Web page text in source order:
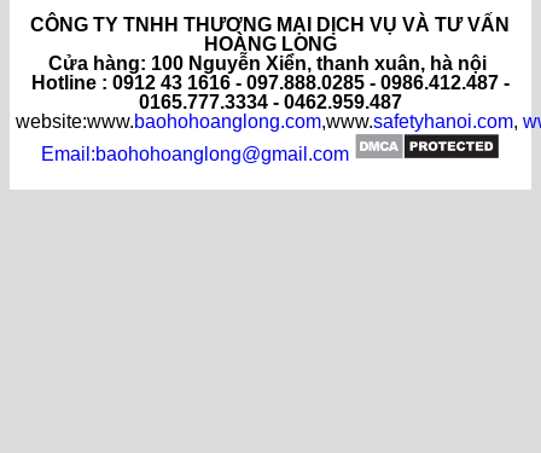
CÔNG TY TNHH THƯƠNG MẠI DỊCH VỤ VÀ TƯ VẤN
HOÀNG LONG
Cửa hàng: 100 Nguyễn Xiển, thanh xuân, hà nội
Hotline : 0912 43 1616 - 097.888.0285 - 0986.412.487 -
0165.777.3334 - 0462.959.487
website:www.baohohoanglong.com,www.safetyhanoi.com,
Email:baohohoanglong@gmail.com